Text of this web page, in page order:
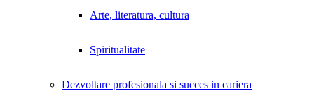
Arte, literatura, cultura
Spiritualitate
Dezvoltare profesionala si succes in cariera